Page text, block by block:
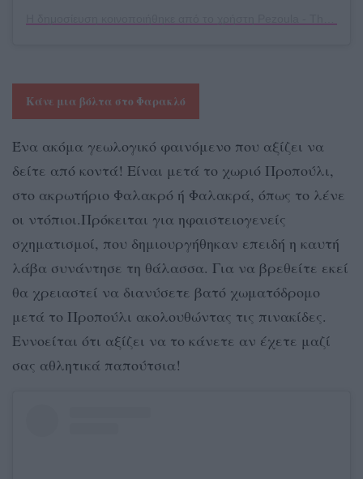
Κάνε μια βόλτα στο Φαρακλό
Ένα ακόμα γεωλογικό φαινόμενο που αξίζει να
δείτε από κοντά! Είναι μετά το χωριό Προπούλι,
στο ακρωτήριο Φαλακρό ή Φαλακρά, όπως το λένε
οι ντόπιοι.Πρόκειται για ηφαιστειογενείς
σχηματισμοί, που δημιουργήθηκαν επειδή η καυτή
λάβα συνάντησε τη θάλασσα. Για να βρεθείτε εκεί
θα χρειαστεί να διανύσετε βατό χωματόδρομο
μετά το Προπούλι ακολουθώντας τις πινακίδες.
Εννοείται ότι αξίζει να το κάνετε αν έχετε μαζί
σας αθλητικά παπούτσια!